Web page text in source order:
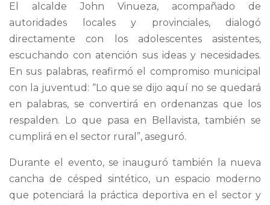
El alcalde John Vinueza, acompañado de
autoridades locales y provinciales, dialogó
directamente con los adolescentes asistentes,
escuchando con atención sus ideas y necesidades.
En sus palabras, reafirmó el compromiso municipal
con la juventud: “Lo que se dijo aquí no se quedará
en palabras, se convertirá en ordenanzas que los
respalden. Lo que pasa en Bellavista, también se
cumplirá en el sector rural”, aseguró.
Durante el evento, se inauguró también la nueva
cancha de césped sintético, un espacio moderno
que potenciará la práctica deportiva en el sector y